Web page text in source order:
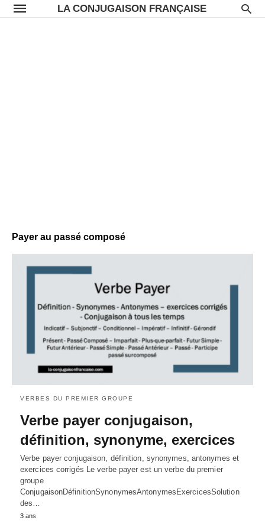
LA CONJUGAISON FRANÇAISE
Payer au passé composé
VERBES DU PREMIER GROUPE
Verbe payer conjugaison,
définition, synonyme, exercices
Verbe payer conjugaison, définition, synonymes, antonymes et
exercices corrigés Le verbe payer est un verbe du premier
groupe
ConjugaisonDéfinitionSynonymesAntonymesExercicesSolution
des…
3 ans